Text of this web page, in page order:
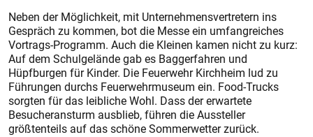
Neben der Möglichkeit, mit Unternehmensvertretern ins
Gespräch zu kommen, bot die Messe ein umfangreiches
Vortrags-Programm. Auch die Kleinen kamen nicht zu kurz:
Auf dem Schulgelände gab es Baggerfahren und
Hüpfburgen für Kinder. Die Feuerwehr Kirchheim lud zu
Führungen durchs Feuerwehrmuseum ein. Food-Trucks
sorgten für das leibliche Wohl. Dass der erwartete
Besucheransturm ausblieb, führen die Aussteller
größtenteils auf das schöne Sommerwetter zurück.